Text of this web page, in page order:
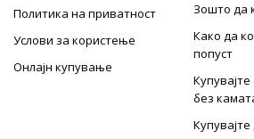
Политика на приватност
Услови за користење
Онлајн купување
Зошто да
Како да
попуст
без